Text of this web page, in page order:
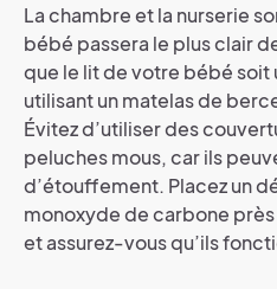
La chambre et la nurserie
bébé passera le plus clair
que le lit de votre bébé soit
utilisant un matelas de
Évitez d’utiliser des
peluches mous, car ils
d’étouffement. Placez un
monoxyde de carbone
et assurez-vous qu’ils